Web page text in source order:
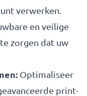
verwerken.
en veilige
zorgen dat uw
Optimaliseer
print-